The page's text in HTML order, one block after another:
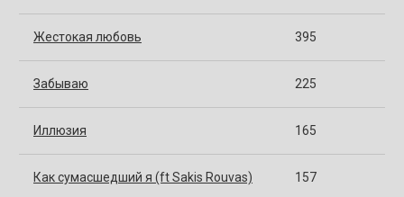
Жестокая любовь 395
Забываю 225
Иллюзия 165
Как сумасшедший я (ft Sakis Rouvas) 157